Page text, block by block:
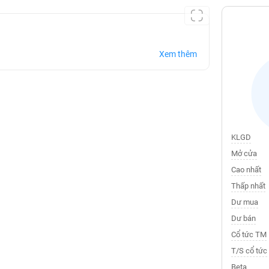
Xem thêm
KLGD
Mở cửa
Cao nhất
Thấp nhất
Dư mua
Dư bán
Cổ tức TM
T/S cổ tức
Beta